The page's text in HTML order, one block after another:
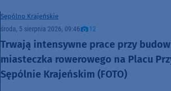
Sępólno Krajeńskie
środa, 5 sierpnia 2026, 09:46 12
Trwają intensywne prace przy
miasteczka rowerowego na Placu
Sępólnie Krajeńskim (FOTO)